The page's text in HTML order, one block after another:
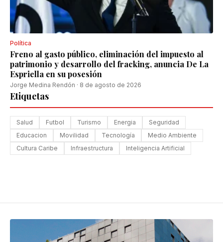
Política
Freno al gasto público, eliminación del impuesto al
patrimonio y desarrollo del fracking, anuncia De La
Espriella en su posesión
Jorge Medina Rendón · 8 de agosto de 2026
Etiquetas
Salud Futbol Turismo Energia
Seguridad
Educacion
Movilidad Tecnología
Medio Ambiente
Cultura Caribe
Infraestructura Inteligencia Artificial